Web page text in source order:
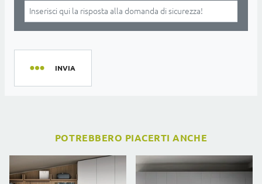
INVIA
POTREBBERO PIACERTI ANCHE